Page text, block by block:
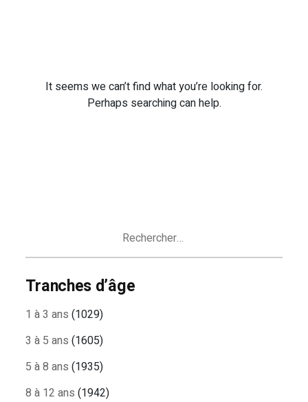
It seems we can’t find what you’re looking for.
Perhaps searching can help.
Tranches d’âge
1 à 3 ans (1029)
3 à 5 ans (1605)
5 à 8 ans (1935)
8 à 12 ans (1942)